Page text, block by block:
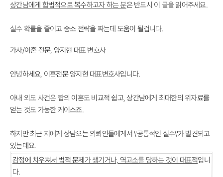
상간남에게 합법적으로 복수하고자 하는 분은 반드시 이 글을 읽어주세요.
실수 확률을 줄이고 승소 전략을 짜는데 도움이 될겁니다.
가사/이혼 전문, 양지현 대표 변호사
안녕하세요, 이혼전문 양지현 대표변호사입니다.
아내 외도 사건은 합의 이혼도 비교적 쉽고, 상간남에게 최대한의 위자료를
얻는 것도 가능한 케이스죠.
하지만 최근 저에게 상담오는 의뢰인들에게서 \'공통적인 실수\'가 발견되고
있는데요.
감정에 치우쳐서 법적 문제가 생기거나, 역고소를 당하는 것이 대표적입니
다.